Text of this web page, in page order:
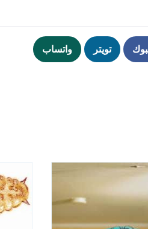
تويتر واتساب